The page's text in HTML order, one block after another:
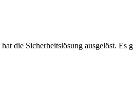
die Sicherheitslösung ausgelöst. Es